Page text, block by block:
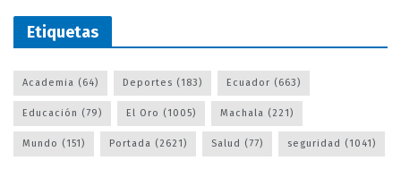
Etiquetas
Academia (64) Deportes (183) Ecuador (663)
Educación (79) El Oro (1005) Machala (221)
Mundo (151) Portada (2621) Salud (77) seguridad (1041)